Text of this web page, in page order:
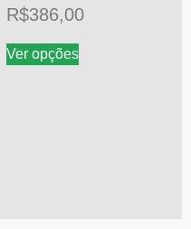
R$386,00
Ver opções